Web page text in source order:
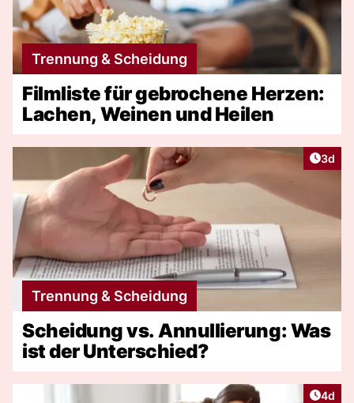
Trennung & Scheidung
Filmliste für gebrochene Herzen:
Lachen, Weinen und Heilen
3d
Trennung & Scheidung
Scheidung vs. Annullierung: Was
ist der Unterschied?
4d